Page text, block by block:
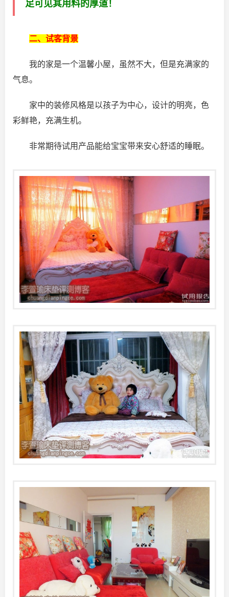
足可见其用料的厚道！
二、试客背景
我的家是一个温馨小屋，虽然不大，但是充满家的
气息。
家中的装修风格是以孩子为中心，设计的明亮，色
彩鲜艳，充满生机。
非常期待试用产品能给宝宝带来安心舒适的睡眠。